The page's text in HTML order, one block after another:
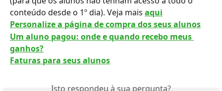
conteúdo desde o 1º dia). Veja mais aqui
Personalize a página de compra dos seus alunos
Um aluno pagou: onde e quando recebo meus
ganhos?
Faturas para seus alunos
Isto respondeu à sua pergunta?